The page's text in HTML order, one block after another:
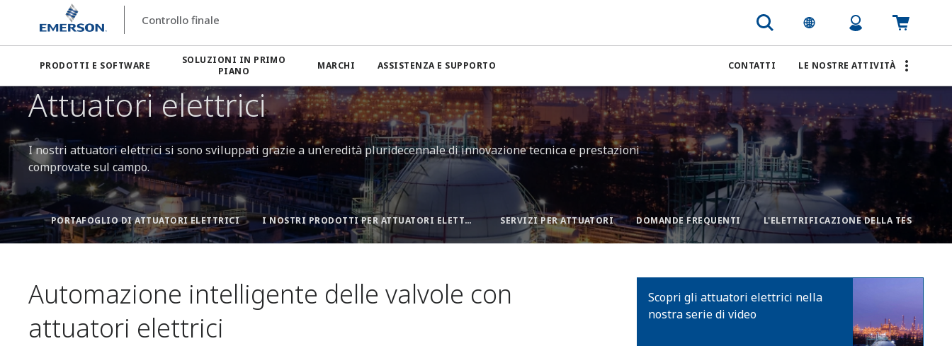
Controllo finale
PRODOTTI E SOFTWARE
SOLUZIONI IN PRIMO
PIANO
MARCHI ASSISTENZA E SUPPORTO CONTATTI LE NOSTRE ATTIVITÀ
Attuatori elettrici
I nostri attuatori elettrici si sono sviluppati grazie a un'eredità pluridecennale di innovazione tecnica e prestazioni
comprovate sul campo.
PORTAFOGLIO DI ATTUATORI ELETTRICI I NOSTRI PRODOTTI PER ATTUATORI ELETTRICI SERVIZI PER ATTUATORI DOMANDE FREQUENTI
Automazione intelligente delle valvole con
attuatori elettrici
Scopri gli attuatori elettrici nella
nostra serie di video